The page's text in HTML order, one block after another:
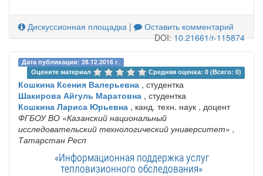
Дискуссионная площадка |
Оставить комментарий
DOI:10.21661/r-115874
Дата публикации: 28.12.2016 г.
Оцените материал
Средняя оценка: 0 (Всего: 0)
Кошкина Ксения Валерьевна , студентка
Шакирова Айгуль Маратовна , студентка
Кошкина Лариса Юрьевна , канд. техн. наук , доцент
ФГБОУ ВО «Казанский национальный
исследовательский технологический университет» ,
Татарстан Респ
«Информационная поддержка услуг
тепловизионного обследования»